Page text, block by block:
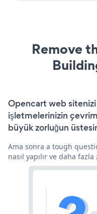
Remove
Opencart web sitenizi
işletmelerinizin
büyük zorluğun
Ama sonra a tough
nasıl yapılır ve daha